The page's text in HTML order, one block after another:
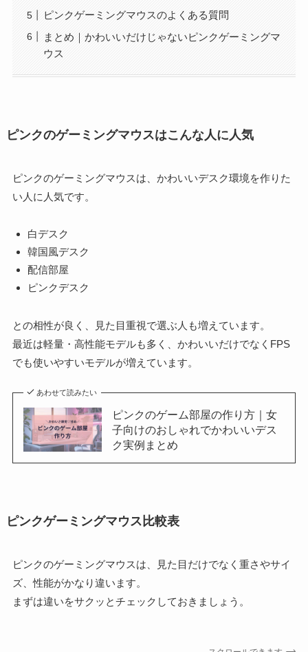
ピンクゲーミングマウスのよくある質問
まとめ｜かわいいだけじゃないピンクゲーミングマ
ウス
ピンクのゲーミングマウスはこんな人に人気
ピンクのゲーミングマウスは、かわいいデスク環境を作りた
い人に人気です。
白デスク
韓国風デスク
配信部屋
ピンクデスク
との相性が良く、見た目重視で選ぶ人も増えています。
最近は軽量・高性能モデルも多く、かわいいだけでなくFPS
でも使いやすいモデルが増えています。
あわせて読みたい
ピンクのゲーム部屋の作り方｜女
子向けのおしゃれでかわいいデス
ク実例まとめ
ピンクゲーミングマウス比較表
ピンクのゲーミングマウスは、見た目だけでなく重さやサイ
ズ、性能がかなり違います。
まずは違いをサクッとチェックしておきましょう。